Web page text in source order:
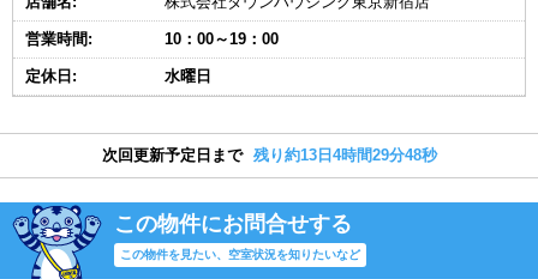
営業時間: 10：00～19：00
定休日: 水曜日
次回更新予定日まで 残り約13日4時間29分47秒
この物件にお問合せする
この物件を見たい、空室状況を知りたいなど